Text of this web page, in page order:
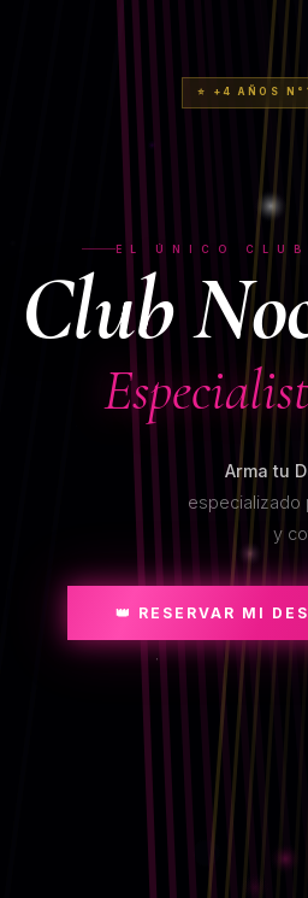
⭐ +4 AÑOS N°1
EL ÚNICO
Club
Arma tu
especializado
y
👑 RESERVAR MI